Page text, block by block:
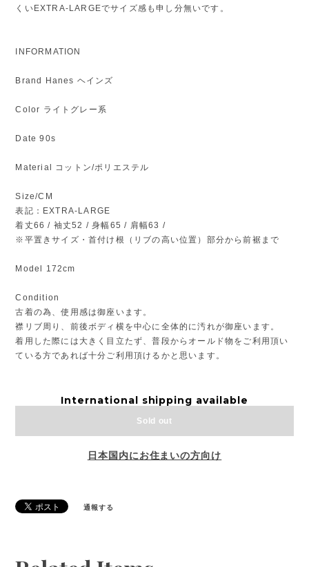
くいEXTRA-LARGEでサイズ感も申し分無いです。
INFORMATION
Brand Hanes ヘインズ
Color ライトグレー系
Date 90s
Material コットン/ポリエステル
Size/CM
表記：EXTRA-LARGE
着丈66 / 袖丈52 / 身幅65 / 肩幅63 /
※平置きサイズ・首付け根（リブの高い位置）部分から前裾まで
Model 172cm
Condition
古着の為、使用感は御座います。
襟リブ周り、前後ボディ横を中心に全体的に汚れが御座います。
着用した際には大きく目立たず、普段からオールド物をご利用頂い
ている方であれば十分ご利用頂けるかと思います。
International shipping available
Sold out
日本国内にお住まいの方向け
通報する